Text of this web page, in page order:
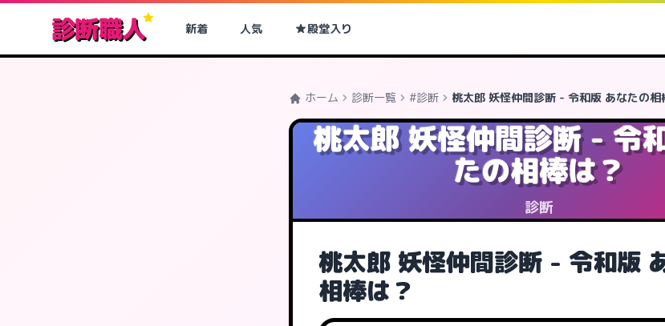
診断職人 新着 人気 殿堂入り
ホーム 診断一覧 #診断 桃太郎 妖怪仲間診断 - 令和版 あなたの相
桃太郎 妖怪仲間診断 - 令
たの相棒は？
診断
桃太郎 妖怪仲間診断 - 令和版
相棒は？